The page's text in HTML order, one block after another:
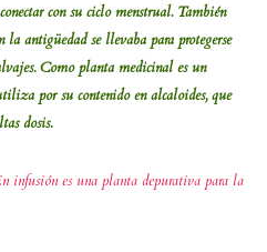
con su ciclo menstrual. También
antigüedad se llevaba para protegerse
Como planta medicinal es un
por su contenido en alcaloides, que
dosis.
infusión es una planta depurativa para la